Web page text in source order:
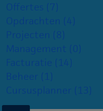
Offertes (7)
Opdrachten (4)
Projecten (8)
Management (0)
Facturatie (14)
Beheer (1)
Cursusplanner (13)